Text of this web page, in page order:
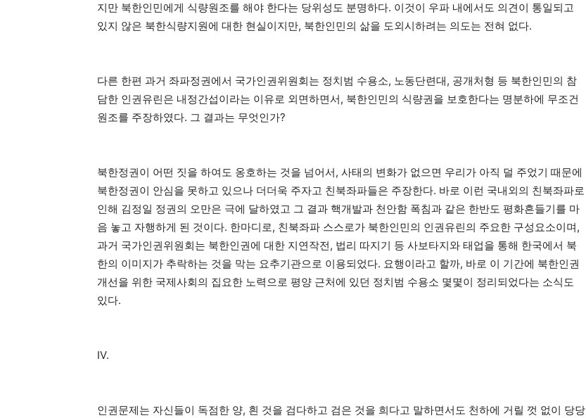
지만 북한인민에게 식량원조를 해야 한다는 당위성도 분명하다. 이것이 우파 내에서도 의견이 통일되고
있지 않은 북한식량지원에 대한 현실이지만, 북한인민의 삶을 도외시하려는 의도는 전혀 없다.
다른 한편 과거 좌파정권에서 국가인권위원회는 정치범 수용소, 노동단련대, 공개처형 등 북한인민의 참
담한 인권유린은 내정간섭이라는 이유로 외면하면서, 북한인민의 식량권을 보호한다는 명분하에 무조건
원조를 주장하였다. 그 결과는 무엇인가?
북한정권이 어떤 짓을 하여도 옹호하는 것을 넘어서, 사태의 변화가 없으면 우리가 아직 덜 주었기 때문에
북한정권이 안심을 못하고 있으나 더더욱 주자고 친북좌파들은 주장한다. 바로 이런 국내외의 친북좌파로
인해 김정일 정권의 오만은 극에 달하였고 그 결과 핵개발과 천안함 폭침과 같은 한반도 평화흔들기를 마
음 놓고 자행하게 된 것이다. 한마디로, 친북좌파 스스로가 북한인민의 인권유린의 주요한 구성요소이며,
과거 국가인권위원회는 북한인권에 대한 지연작전, 법리 따지기 등 사보타지와 태업을 통해 한국에서 북
한의 이미지가 추락하는 것을 막는 요추기관으로 이용되었다. 요행이라고 할까, 바로 이 기간에 북한인권
개선을 위한 국제사회의 집요한 노력으로 평양 근처에 있던 정치범 수용소 몇몇이 정리되었다는 소식도
있다.
IV.
인권문제는 자신들이 독점한 양, 흰 것을 검다하고 검은 것을 희다고 말하면서도 천하에 거릴 껏 없이 당당